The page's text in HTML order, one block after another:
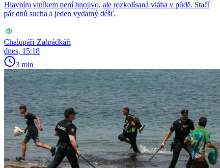
Hlavním viníkem není hnojivo, ale rozkolísaná vláha v půdě. Stačí
pár dnů sucha a jeden vydatný déšť.
Chalupáři-Zahrádkáři
dnes, 15:18
3 min